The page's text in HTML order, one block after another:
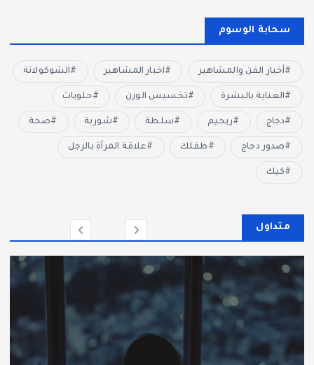
سحابة الوسوم
أخبار الفن والمشاهير اخبار المشاهير الشوكولاتة
العناية بالبشرة تخسيس الوزن حلويات
دجاج ريجيم سلطة شوربة صحة
صدور دجاج طفلك علاقة المرأة بالرجل
كيك
متداول